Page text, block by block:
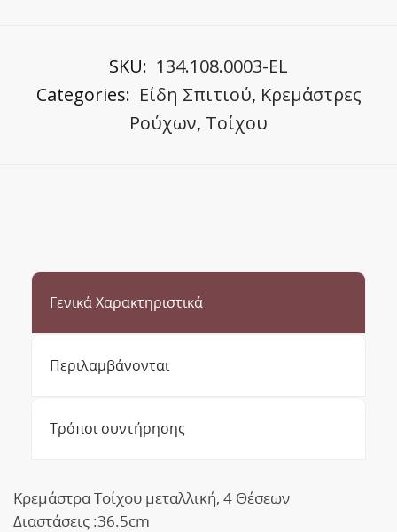
SKU: 134.108.0003-EL
Categories: Είδη Σπιτιού, Κρεμάστρες
Ρούχων, Τοίχου
Γενικά Χαρακτηριστικά
Περιλαμβάνονται
Τρόποι συντήρησης
Κρεμάστρα Τοίχου μεταλλική, 4 Θέσεων
Διαστάσεις :36.5cm